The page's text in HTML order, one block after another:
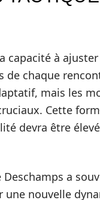
capacité à
de chaque
mais les
Cette
devra être
a
une nouvelle